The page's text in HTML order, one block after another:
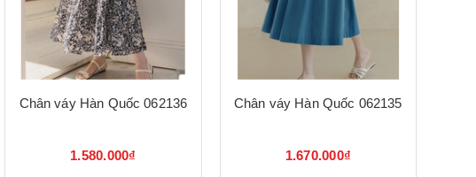
Chân váy Hàn Quốc 062136
1.580.000₫
Chân váy Hàn Quốc 062135
1.670.000₫